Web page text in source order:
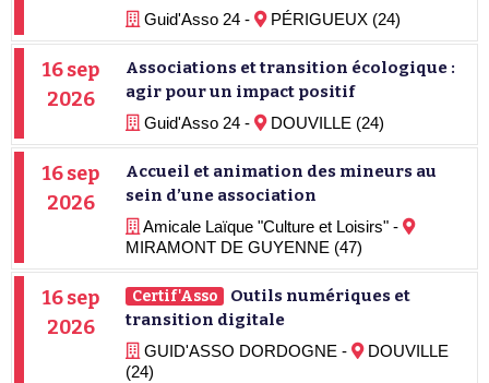
Guid'Asso 24 - PÉRIGUEUX (24)
16 sep
2026
Associations et transition écologique :
agir pour un impact positif
Guid'Asso 24 - DOUVILLE (24)
16 sep
2026
Accueil et animation des mineurs au
sein d’une association
Amicale Laïque "Culture et Loisirs" -
MIRAMONT DE GUYENNE (47)
16 sep
2026
Certif'Asso
Outils numériques et
transition digitale
GUID'ASSO DORDOGNE -
DOUVILLE
(24)